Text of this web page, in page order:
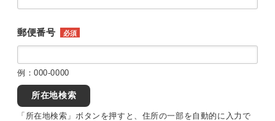
郵便番号 必須
例：000-0000
所在地検索
「所在地検索」ボタンを押すと、住所の一部を自動的に入力で